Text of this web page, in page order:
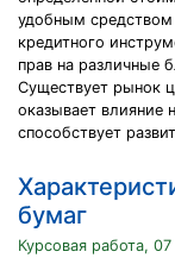
удобным
кредитного
прав на различные
Существует рынок
оказывает влияние
способствует
бумаг
Курсовая работа,